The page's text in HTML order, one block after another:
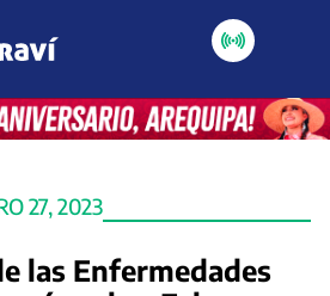
27, 2023
las Enfermedades